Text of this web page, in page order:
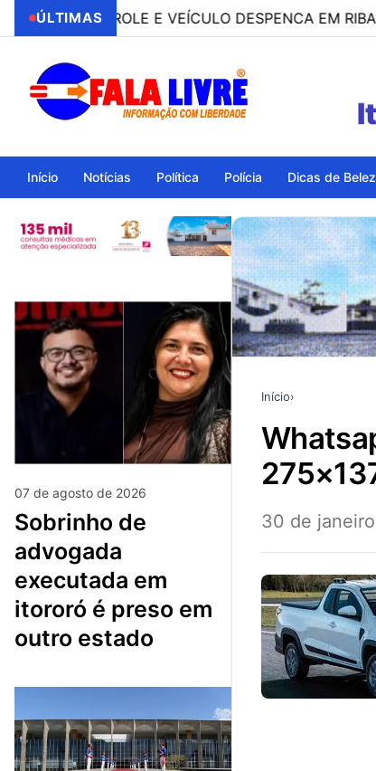
ÚLTIMASE VEÍCULO DESPENCA EM RIBANCEIRA
Início Notícias Política Polícia Dicas de
07 de agosto de 2026
sobrinho de
advogada
executada em
itororó é preso em
outro estado
Início›
whatsapp-image-2024-01-29-at-19.21.46-
30 de